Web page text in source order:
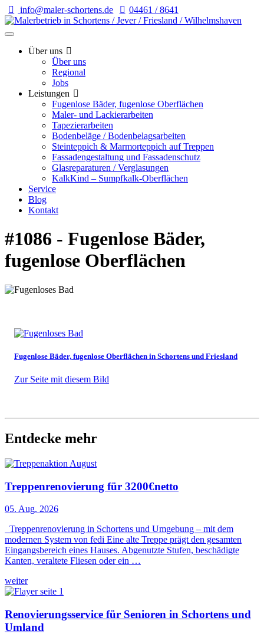
info@maler-schortens.de 04461 / 8641
Über uns
Über uns
Regional
Jobs
Leistungen
Fugenlose Bäder, fugenlose Oberflächen
Maler- und Lackierarbeiten
Tapezierarbeiten
Bodenbeläge / Bodenbelagsarbeiten
Steinteppich & Marmorteppich auf Treppen
Fassadengestaltung und Fassadenschutz
Glasreparaturen / Verglasungen
KalkKind – Sumpfkalk-Oberflächen
Service
Blog
Kontakt
#1086 - Fugenlose Bäder,
fugenlose Oberflächen
Fugenlose Bäder, fugenlose Oberflächen in Schortens und Friesland
Zur Seite mit diesem Bild
Entdecke mehr
Treppenrenovierung für 3200€netto
05. Aug. 2026
Treppenrenovierung in Schortens und Umgebung – mit dem
modernen System von fedi Eine alte Treppe prägt den gesamten
Eingangsbereich eines Hauses. Abgenutzte Stufen, beschädigte
Kanten, veraltete Fliesen oder ein …
weiter
Renovierungsservice für Senioren in Schortens und
Umland